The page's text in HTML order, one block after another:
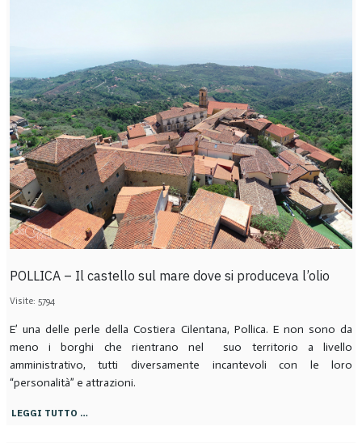
POLLICA – Il castello sul mare dove si produceva l’olio
Visite: 5794
E’ una delle perle della Costiera Cilentana, Pollica. E non sono da
meno i borghi che rientrano nel suo territorio a livello
amministrativo, tutti diversamente incantevoli con le loro
“personalità” e attrazioni.
LEGGI TUTTO …